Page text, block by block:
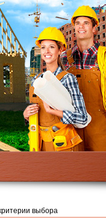
выбора